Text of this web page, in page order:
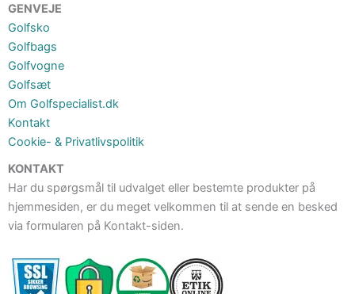
GENVEJE
Golfsko
Golfbags
Golfvogne
Golfsæt
Om Golfspecialist.dk
Kontakt
Cookie- & Privatlivspolitik
KONTAKT
Har du spørgsmål til udvalget eller bestemte produkter på
hjemmesiden, er du meget velkommen til at sende en besked
via formularen på Kontakt-siden.